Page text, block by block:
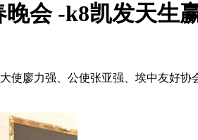
会 -k8凯发天生
使廖力强、公使张亚强、埃中友好协